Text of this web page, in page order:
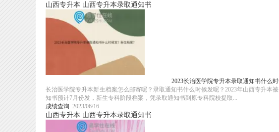
山西专升本 山西专升本录取通知书
2023长治医学院专升本录取通知书什么
长治医学院专升本新生档案怎么邮寄呢？录取通知书什么时候发呢？2023年山西专升本
知书预计7月份发，新生专科阶段档案，凭录取通知书到原专科院校提取...
成绩查询 2023/06/16
山西专升本 山西专升本录取通知书